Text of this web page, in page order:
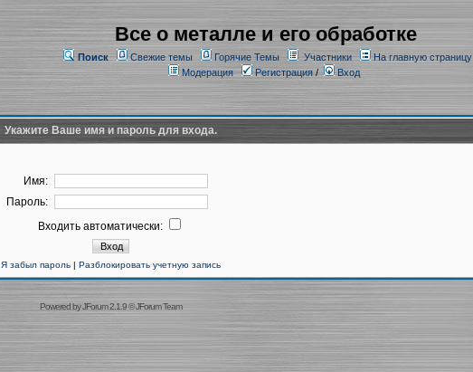
Все о металле и его обработке
Поиск Свежие темы Горячие Темы Участники
На главную страницу
Модерация
Регистрация/ Вход
Укажите Ваше имя и пароль для входа.
Имя:
Пароль:
Входить автоматически:
Я забыл пароль| Разблокировать учетную запись
Powered byJForum 2.1.9©JForum Team